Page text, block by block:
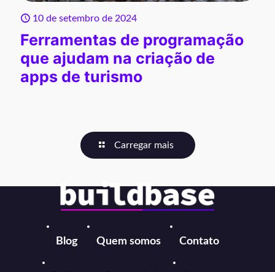
10 de setembro de 2024
Ferramentas de programação
que ajudam na criação de
apps de turismo
Carregar mais
Blog Quem somos Contato